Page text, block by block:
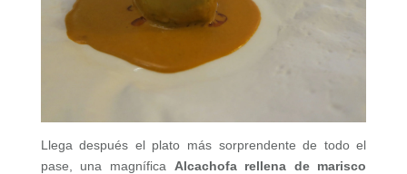
Llega después el plato más sorprendente de todo el
pase, una magnífica Alcachofa rellena de marisco